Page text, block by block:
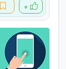
۰